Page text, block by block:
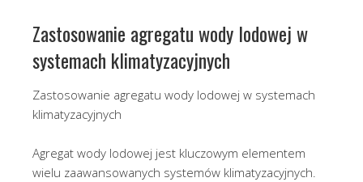
Zastosowanie agregatu wody lodowej w
systemach klimatyzacyjnych
Zastosowanie agregatu wody lodowej w systemach
klimatyzacyjnych
Agregat wody lodowej jest kluczowym elementem
wielu zaawansowanych systemów klimatyzacyjnych.